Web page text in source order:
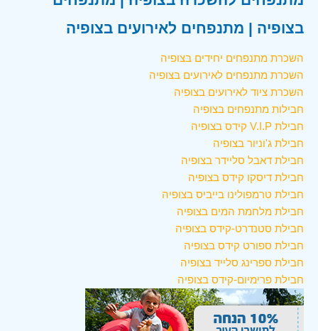
בצופיה | מתנפחים לאירועים בצופיה
השכרת מתנפחים יחידים בצופיה
השכרת מתנפחים לאירועים בצופיה
השכרת ציוד לאירועים בצופיה
חבילות מתנפחים בצופיה
חבילת V.I.P קידס בצופיה
חבילת ג'וניור בצופיה
חבילת דאבל סליידר בצופיה
חבילת דיסקו קידס בצופיה
חבילת טרמפולינו בייביס בצופיה
חבילת מלחמת המים בצופיה
חבילת סטנדרט-קידס בצופיה
חבילת ספורט קידס בצופיה
חבילת ספרינג סלייד בצופיה
חבילת פרימיום-קידס בצופיה